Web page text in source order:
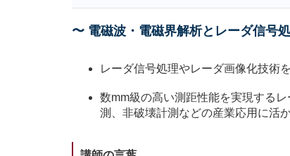
〜 電磁波・電磁界解析とレーダ信号
レーダ信号処理やレーダ画像化技術
数mm級の高い測距性能を実現する
測、非破壊計測などの産業応用に活か